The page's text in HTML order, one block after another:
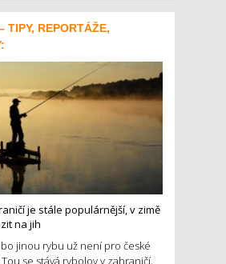
TIPY, REPORTÁŽE,
je stále populárnější, v zimě
na jih
jinou rybu už není pro české
se stává rybolov v zahraničí.